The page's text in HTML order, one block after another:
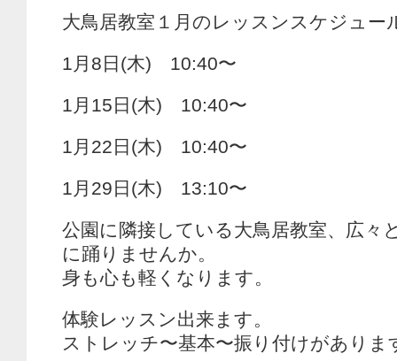
大鳥居教室１月のレッスンスケジュー
1月8日(木) 10:40〜
1月15日(木) 10:40〜
1月22日(木) 10:40〜
1月29日(木) 13:10〜
公園に隣接している大鳥居教室、広々
に踊りませんか。
身も心も軽くなります。
体験レッスン出来ます。
ストレッチ〜基本〜振り付けがありま